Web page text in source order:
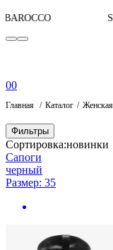
SALE
00
Главная Каталог
Фильтры
Сортировка:новинки
Сапоги
черный
Размер: 35